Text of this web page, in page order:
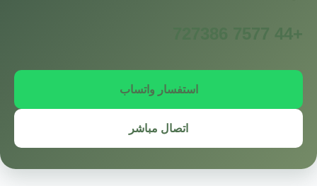
+44 7577 727386
استفسار واتساب
اتصال مباشر